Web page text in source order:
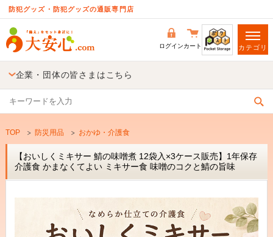
防犯グッズ・防犯グッズの通販専門店
ログインカート カテゴリ
企業・団体の皆さまはこちら
TOP 防災用品 おかゆ・介護食
【おいしくミキサー 鯖の味噌煮 12袋入×3ケース販売】1年保存
介護食 かまなくてよい ミキサー食 味噌のコクと鯖の旨味